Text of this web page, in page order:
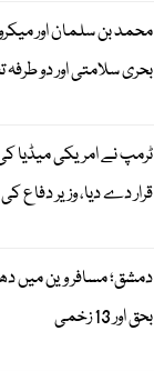
محمد بن سلمان اور
بحری سلامتی اور دو طرفہ
ٹرمپ نے امریکی میڈیا
قرار دے دیا، وزیر دفاع
بحق اور 13 زخمی